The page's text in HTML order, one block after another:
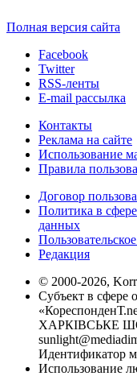
Полная версия сайта
Facebook
Twitter
RSS-ленты
E-mail рассылка
Контакты
Реклама на сайте
Использование
Правила
Договор
Политика в
данных
Редакция
© 2000-2026,
Субъект в сфере
ХАРКІВСЬКЕ
Идентификатор
Использование